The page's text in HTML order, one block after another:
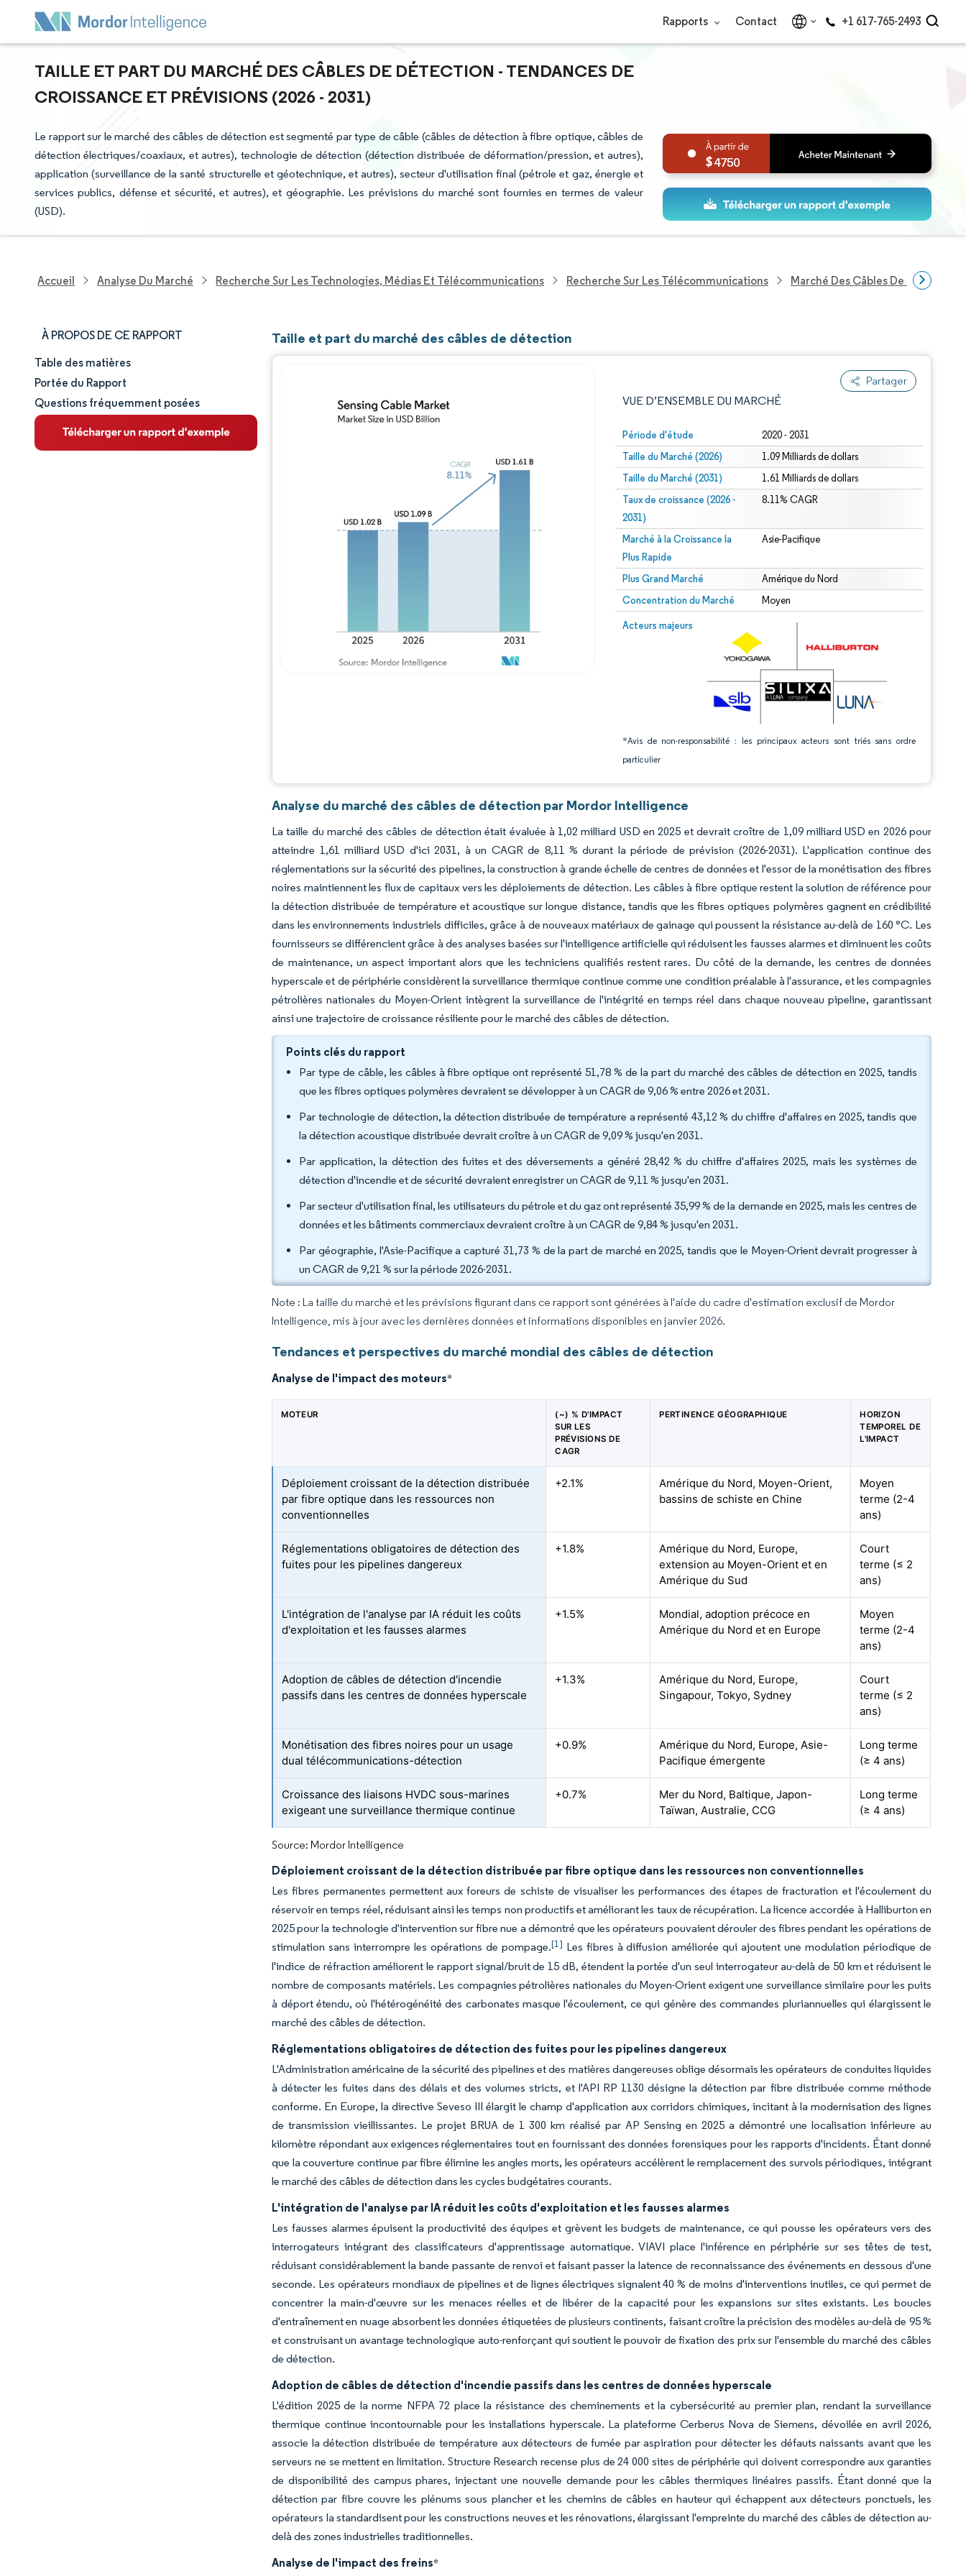
Rapports Contact +1 617-765-2493
TAILLE ET PART DU MARCHÉ DES CÂBLES DE DÉTECTION - TENDANCES DE
CROISSANCE ET PRÉVISIONS (2026 - 2031)
Le rapport sur le marché des câbles de détection est segmenté par type de câble (câbles de détection à fibre optique, câbles de
détection électriques/coaxiaux, et autres), technologie de détection (détection distribuée de déformation/pression, et autres),
application (surveillance de la santé structurelle et géotechnique, et autres), secteur d'utilisation final (pétrole et gaz, énergie et
services publics, défense et sécurité, et autres), et géographie. Les prévisions du marché sont fournies en termes de valeur
(USD).
4750
Accueil Analyse Du Marché Recherche Sur Les Technologies, Médias Et Télécommunications Recherche Sur Les Télécommunications Marché Des Câbles De Détection
À PROPOS DE CE RAPPORT
Taille et part de marché
Analyse du marché
Tendances et perspectives
Table des matières
Portée du Rapport
Questions fréquemment posées
Taille et part du marché des câbles de détection
Partager
VUE D’ENSEMBLE DU MARCHÉ
Période d'étude 2020 - 2031
Taille du Marché (2026) 1.09 Milliards de dollars
Taille du Marché (2031) 1.61 Milliards de dollars
Taux de croissance (2026 -
2031)
8.11% CAGR
Marché à la Croissance la
Plus Rapide
Asie-Pacifique
Plus Grand Marché Amérique du Nord
Concentration du Marché Moyen
Acteurs majeurs
*Avis de non-responsabilité : les principaux acteurs sont triés sans ordre
particulier
Image © Mordor Intelligence. La réutilisation nécessite une attribution sous CC BY 4.0.
Image © Mordor Intelligence. La réutilisation nécessite une attribution sous CC BY 4.0.
Analyse du marché des câbles de détection par Mordor Intelligence
La taille du marché des câbles de détection était évaluée à 1,02 milliard USD en 2025 et devrait croître de 1,09 milliard USD en 2026 pour
atteindre 1,61 milliard USD d'ici 2031, à un CAGR de 8,11 % durant la période de prévision (2026-2031). L'application continue des
réglementations sur la sécurité des pipelines, la construction à grande échelle de centres de données et l'essor de la monétisation des fibres
noires maintiennent les flux de capitaux vers les déploiements de détection. Les câbles à fibre optique restent la solution de référence pour
la détection distribuée de température et acoustique sur longue distance, tandis que les fibres optiques polymères gagnent en crédibilité
dans les environnements industriels difficiles, grâce à de nouveaux matériaux de gainage qui poussent la résistance au-delà de 160 °C. Les
fournisseurs se différencient grâce à des analyses basées sur l'intelligence artificielle qui réduisent les fausses alarmes et diminuent les coûts
de maintenance, un aspect important alors que les techniciens qualifiés restent rares. Du côté de la demande, les centres de données
hyperscale et de périphérie considèrent la surveillance thermique continue comme une condition préalable à l'assurance, et les compagnies
pétrolières nationales du Moyen-Orient intègrent la surveillance de l'intégrité en temps réel dans chaque nouveau pipeline, garantissant
ainsi une trajectoire de croissance résiliente pour le marché des câbles de détection.
Points clés du rapport
Par type de câble, les câbles à fibre optique ont représenté 51,78 % de la part du marché des câbles de détection en 2025, tandis
que les fibres optiques polymères devraient se développer à un CAGR de 9,06 % entre 2026 et 2031.
Par technologie de détection, la détection distribuée de température a représenté 43,12 % du chiffre d'affaires en 2025, tandis que
la détection acoustique distribuée devrait croître à un CAGR de 9,09 % jusqu'en 2031.
Par application, la détection des fuites et des déversements a généré 28,42 % du chiffre d'affaires 2025, mais les systèmes de
détection d'incendie et de sécurité devraient enregistrer un CAGR de 9,11 % jusqu'en 2031.
Par secteur d'utilisation final, les utilisateurs du pétrole et du gaz ont représenté 35,99 % de la demande en 2025, mais les centres de
données et les bâtiments commerciaux devraient croître à un CAGR de 9,84 % jusqu'en 2031.
Par géographie, l'Asie-Pacifique a capturé 31,73 % de la part de marché en 2025, tandis que le Moyen-Orient devrait progresser à
un CAGR de 9,21 % sur la période 2026-2031.
Note : La taille du marché et les prévisions figurant dans ce rapport sont générées à l'aide du cadre d'estimation exclusif de Mordor
Intelligence, mis à jour avec les dernières données et informations disponibles en janvier 2026.
Tendances et perspectives du marché mondial des câbles de détection
Analyse de l'impact des moteurs*
MOTEUR
(~) % D'IMPACT
SUR LES
PRÉVISIONS DE
CAGR
PERTINENCE GÉOGRAPHIQUE
HORIZON
TEMPOREL DE
L'IMPACT
Déploiement croissant de la détection distribuée
par fibre optique dans les ressources non
conventionnelles
+2.1%
Amérique du Nord, Moyen-Orient,
bassins de schiste en Chine
Moyen
terme (2-4
ans)
Réglementations obligatoires de détection des
fuites pour les pipelines dangereux
+1.8%
Amérique du Nord, Europe,
extension au Moyen-Orient et en
Amérique du Sud
Court
terme (≤ 2
ans)
L'intégration de l'analyse par IA réduit les coûts
d'exploitation et les fausses alarmes
+1.5%
Mondial, adoption précoce en
Amérique du Nord et en Europe
Moyen
terme (2-4
ans)
Adoption de câbles de détection d'incendie
passifs dans les centres de données hyperscale
+1.3%
Amérique du Nord, Europe,
Singapour, Tokyo, Sydney
Court
terme (≤ 2
ans)
Monétisation des fibres noires pour un usage
dual télécommunications-détection
+0.9%
Amérique du Nord, Europe, Asie-
Pacifique émergente
Long terme
(≥ 4 ans)
Croissance des liaisons HVDC sous-marines
exigeant une surveillance thermique continue
+0.7%
Mer du Nord, Baltique, Japon-
Taïwan, Australie, CCG
Long terme
(≥ 4 ans)
Source: Mordor Intelligence
Déploiement croissant de la détection distribuée par fibre optique dans les ressources non conventionnelles
Les fibres permanentes permettent aux foreurs de schiste de visualiser les performances des étapes de fracturation et l'écoulement du
réservoir en temps réel, réduisant ainsi les temps non productifs et améliorant les taux de récupération. La licence accordée à Halliburton en
2025 pour la technologie d'intervention sur fibre nue a démontré que les opérateurs pouvaient dérouler des fibres pendant les opérations de
stimulation sans interrompre les opérations de pompage.[1] Les fibres à diffusion améliorée qui ajoutent une modulation périodique de
l'indice de réfraction améliorent le rapport signal/bruit de 15 dB, étendent la portée d'un seul interrogateur au-delà de 50 km et réduisent le
nombre de composants matériels. Les compagnies pétrolières nationales du Moyen-Orient exigent une surveillance similaire pour les puits
à déport étendu, où l'hétérogénéité des carbonates masque l'écoulement, ce qui génère des commandes pluriannuelles qui élargissent le
marché des câbles de détection.
Réglementations obligatoires de détection des fuites pour les pipelines dangereux
L'Administration américaine de la sécurité des pipelines et des matières dangereuses oblige désormais les opérateurs de conduites liquides
à détecter les fuites dans des délais et des volumes stricts, et l'API RP 1130 désigne la détection par fibre distribuée comme méthode
conforme. En Europe, la directive Seveso III élargit le champ d'application aux corridors chimiques, incitant à la modernisation des lignes
de transmission vieillissantes. Le projet BRUA de 1 300 km réalisé par AP Sensing en 2025 a démontré une localisation inférieure au
kilomètre répondant aux exigences réglementaires tout en fournissant des données forensiques pour les rapports d'incidents. Étant donné
que la couverture continue par fibre élimine les angles morts, les opérateurs accélèrent le remplacement des survols périodiques, intégrant
le marché des câbles de détection dans les cycles budgétaires courants.
L'intégration de l'analyse par IA réduit les coûts d'exploitation et les fausses alarmes
Les fausses alarmes épuisent la productivité des équipes et grèvent les budgets de maintenance, ce qui pousse les opérateurs vers des
interrogateurs intégrant des classificateurs d'apprentissage automatique. VIAVI place l'inférence en périphérie sur ses têtes de test,
réduisant considérablement la bande passante de renvoi et faisant passer la latence de reconnaissance des événements en dessous d'une
seconde. Les opérateurs mondiaux de pipelines et de lignes électriques signalent 40 % de moins d'interventions inutiles, ce qui permet de
concentrer la main-d'œuvre sur les menaces réelles et de libérer de la capacité pour les expansions sur sites existants. Les boucles
d'entraînement en nuage absorbent les données étiquetées de plusieurs continents, faisant croître la précision des modèles au-delà de 95 %
et construisant un avantage technologique auto-renforçant qui soutient le pouvoir de fixation des prix sur l'ensemble du marché des câbles
de détection.
Adoption de câbles de détection d'incendie passifs dans les centres de données hyperscale
L'édition 2025 de la norme NFPA 72 place la résistance des cheminements et la cybersécurité au premier plan, rendant la surveillance
thermique continue incontournable pour les installations hyperscale. La plateforme Cerberus Nova de Siemens, dévoilée en avril 2026,
associe la détection distribuée de température aux détecteurs de fumée par aspiration pour détecter les défauts naissants avant que les
serveurs ne se mettent en limitation. Structure Research recense plus de 24 000 sites de périphérie qui doivent correspondre aux garanties
de disponibilité des campus phares, injectant une nouvelle demande pour les câbles thermiques linéaires passifs. Étant donné que la
détection par fibre couvre les plénums sous plancher et les chemins de câbles en hauteur qui échappent aux détecteurs ponctuels, les
opérateurs la standardisent pour les constructions neuves et les rénovations, élargissant l'empreinte du marché des câbles de détection au-
delà des zones industrielles traditionnelles.
Analyse de l'impact des freins*